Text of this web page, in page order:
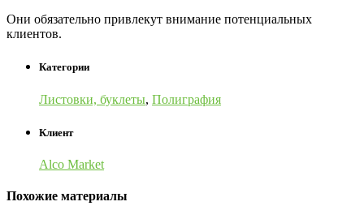
Они обязательно привлекут внимание потенциальных
клиентов.
Категории
Листовки, буклеты, Полиграфия
Клиент
Alco Market
Похожие материалы